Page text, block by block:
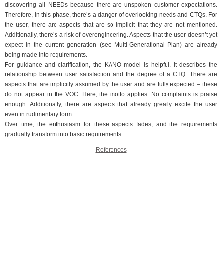
discovering all NEEDs because there are unspoken customer expectations.
Therefore, in this phase, there’s a danger of overlooking needs and CTQs. For
the user, there are aspects that are so implicit that they are not mentioned.
Additionally, there’s a risk of overengineering. Aspects that the user doesn’t yet
expect in the current generation (see Multi-Generational Plan) are already
being made into requirements.
For guidance and clarification, the KANO model is helpful. It describes the
relationship between user satisfaction and the degree of a CTQ. There are
aspects that are implicitly assumed by the user and are fully expected – these
do not appear in the VOC. Here, the motto applies: No complaints is praise
enough. Additionally, there are aspects that already greatly excite the user
even in rudimentary form.
Over time, the enthusiasm for these aspects fades, and the requirements
gradually transform into basic requirements.
References